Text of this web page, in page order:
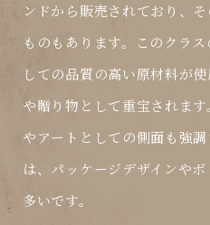
ンドから販売されており、
ものもあります。このクラス
しての品質の高い原材料が
や贈り物として重宝されま
やアートとしての側面も強
は、パッケージデザインや
多いです。